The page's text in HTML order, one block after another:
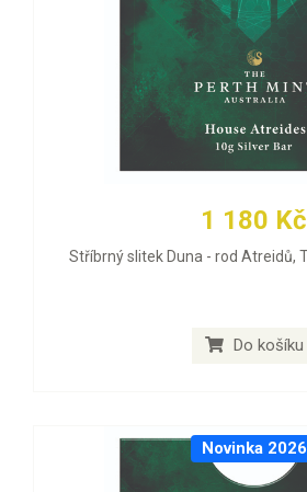
1 180 Kč
Stříbrný slitek Duna - rod Atreidů,
Do košíku
Novinka 2026